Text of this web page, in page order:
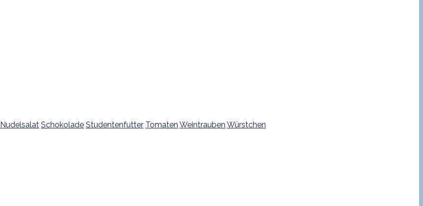
Nudelsalat Schokolade Studentenfutter Tomaten Weintrauben Würstchen